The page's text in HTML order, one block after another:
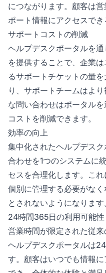
につながります。顧客は
ポート情報にアクセスでき
サポートコストの削減
ヘルプデスクポータルを
を提供することで、企業
るサポートチケットの量
り、サポートチームはよ
な問い合わせはポータル
コストを削減できます。
効率の向上
集中化されたヘルプデス
合わせを1つのシステムに
セスを合理化します。こ
個別に管理する必要がな
とされないようになります
24時間365日の利用可能性
営業時間が限定された従来
ヘルプデスクポータルは
す。顧客はいつでも情報